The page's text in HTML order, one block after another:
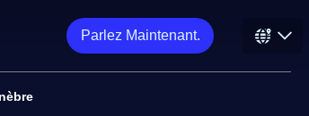
Parlez Maintenant.